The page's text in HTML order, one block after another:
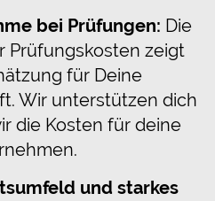
bei Prüfungen: Die
Prüfungskosten zeigt
für Deine
Wir unterstützen dich
die Kosten für deine
und starkes